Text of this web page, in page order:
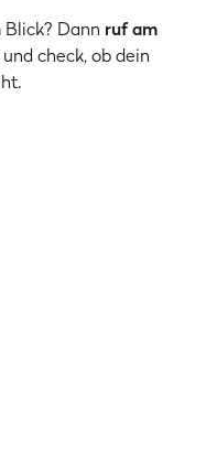
Dann ruf am
check, ob dein